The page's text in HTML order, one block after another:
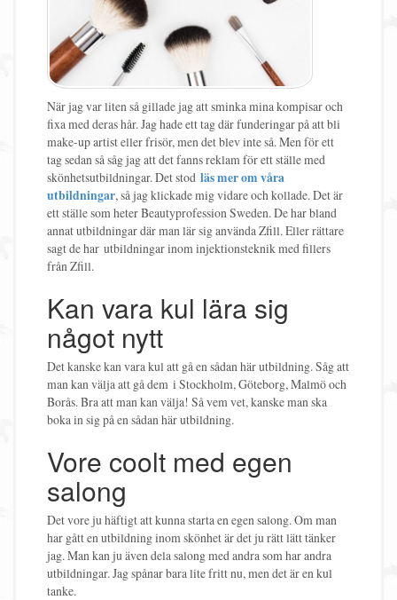
När jag var liten så gillade jag att sminka mina kompisar och
fixa med deras hår. Jag hade ett tag där funderingar på att bli
make-up artist eller frisör, men det blev inte så. Men för ett
tag sedan så såg jag att det fanns reklam för ett ställe med
skönhetsutbildningar. Det stod läs mer om våra
utbildningar, så jag klickade mig vidare och kollade. Det är
ett ställe som heter Beautyprofession Sweden. De har bland
annat utbildningar där man lär sig använda Zfill. Eller rättare
sagt de har utbildningar inom injektionsteknik med fillers
från Zfill.
Kan vara kul lära sig
något nytt
Det kanske kan vara kul att gå en sådan här utbildning. Såg att
man kan välja att gå dem i Stockholm, Göteborg, Malmö och
Borås. Bra att man kan välja! Så vem vet, kanske man ska
boka in sig på en sådan här utbildning.
Vore coolt med egen
salong
Det vore ju häftigt att kunna starta en egen salong. Om man
har gått en utbildning inom skönhet är det ju rätt lätt tänker
jag. Man kan ju även dela salong med andra som har andra
utbildningar. Jag spånar bara lite fritt nu, men det är en kul
tanke.